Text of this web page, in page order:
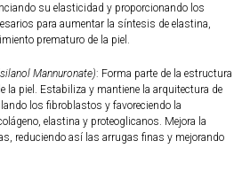
su elasticidad y proporcionando los
para aumentar la síntesis de elastina,
prematuro de la piel.
Mannuronate): Forma parte de la estructura
la piel. Estabiliza y mantiene la arquitectura de
los fibroblastos y favoreciendo la
elastina y proteoglicanos. Mejora la
reduciendo así las arrugas finas y mejorando